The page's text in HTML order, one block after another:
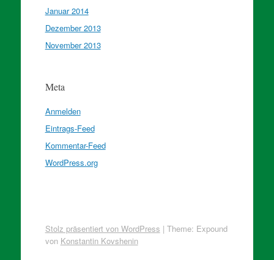
Januar 2014
Dezember 2013
November 2013
Meta
Anmelden
Eintrags-Feed
Kommentar-Feed
WordPress.org
Stolz präsentiert von WordPress | Theme: Expound
von Konstantin Kovshenin